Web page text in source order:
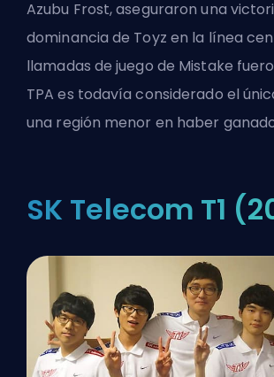
Azubu Frost, aseguraron una
dominancia de Toyz en la línea
llamadas de juego de Mistake
TPA es todavía considerado el
una región menor en haber
SK Telecom T1